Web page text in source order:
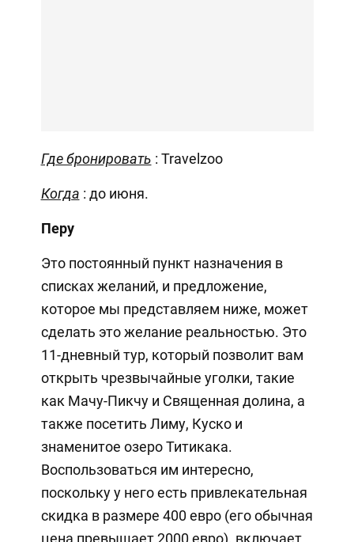
Где бронировать : Travelzoo
Когда : до июня.
Перу
Это постоянный пункт назначения в
списках желаний, и предложение,
которое мы представляем ниже, может
сделать это желание реальностью. Это
11-дневный тур, который позволит вам
открыть чрезвычайные уголки, такие
как Мачу-Пикчу и Священная долина, а
также посетить Лиму, Куско и
знаменитое озеро Титикака.
Воспользоваться им интересно,
поскольку у него есть привлекательная
скидка в размере 400 евро (его обычная
цена превышает 2000 евро). включает